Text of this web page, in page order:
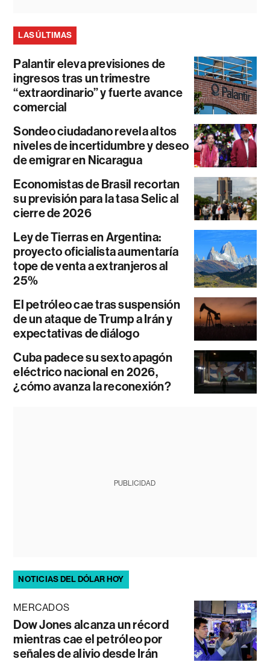
LAS ÚLTIMAS
Palantir eleva previsiones de
ingresos tras un trimestre
“extraordinario” y fuerte avance
comercial
Sondeo ciudadano revela altos
niveles de incertidumbre y deseo
de emigrar en Nicaragua
Economistas de Brasil recortan
su previsión para la tasa Selic al
cierre de 2026
Ley de Tierras en Argentina:
proyecto oficialista aumentaría
tope de venta a extranjeros al
25%
El petróleo cae tras suspensión
de un ataque de Trump a Irán y
expectativas de diálogo
Cuba padece su sexto apagón
eléctrico nacional en 2026,
¿cómo avanza la reconexión?
PUBLICIDAD
NOTICIAS DEL DÓLAR HOY
MERCADOS
Dow Jones alcanza un récord
mientras cae el petróleo por
señales de alivio desde Irán